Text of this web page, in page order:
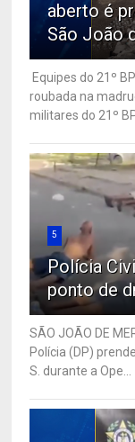
aberto é
São João
Equipes do 21º
roubada na
militares do 21º
5
Polícia
ponto de
SÃO JOÃO DE
Polícia (DP)
S. durante a Ope...